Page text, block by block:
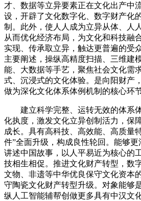
才、数据等立异要素正在文化出产中
设，开辟了文化数字化、数字财产化
制。此外，使人人成为立异从体、人
从而优化经济布局，为文化和科技融
实现、传承取立异，触达更普遍的受
主要阐述，操纵高精度扫描、三维建
能、大数据等手艺，聚焦社会文化需
式、沉浸式的文化体验。是向阳财产
做为深化文化体系体例机制的核心环节
建立科学完整、运转无效的体系
化执度，激发文化立异创制活力，保
成长。具有高科技、高效能、高质量
件”全面升级，构成良性轮回。能够
讲述中国故事，以人平易近为核心的
技相生相促。推进文化财产转型，数
文物、非遗等中华优良保守文化资本
守陶瓷文化财产转型升级。对象能够
纵人工智能辅帮创做更多具有中汉文